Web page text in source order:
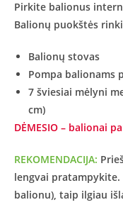
Pirkite balionus
Balionų puokštės
Balionų stovas
Pompa balionams
7 šviesiai mėlyni
cm)
DĖMESIO – balionai
REKOMENDACIJA:
lengvai
balionu), taip ilgiau